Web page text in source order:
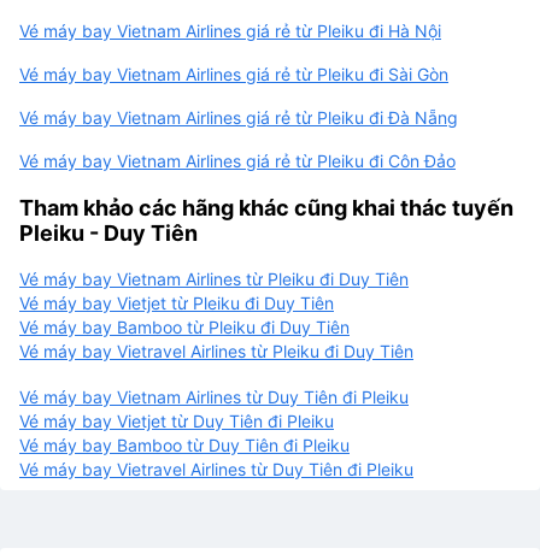
Vé máy bay Vietnam Airlines giá rẻ từ Pleiku đi Hà Nội
Vé máy bay Vietnam Airlines giá rẻ từ Pleiku đi Sài Gòn
Vé máy bay Vietnam Airlines giá rẻ từ Pleiku đi Đà Nẵng
Vé máy bay Vietnam Airlines giá rẻ từ Pleiku đi Côn Đảo
Tham khảo các hãng khác cũng khai thác tuyến
Pleiku - Duy Tiên
Vé máy bay Vietnam Airlines từ Pleiku đi Duy Tiên
Vé máy bay Vietjet từ Pleiku đi Duy Tiên
Vé máy bay Bamboo từ Pleiku đi Duy Tiên
Vé máy bay Vietravel Airlines từ Pleiku đi Duy Tiên
Vé máy bay Vietnam Airlines từ Duy Tiên đi Pleiku
Vé máy bay Vietjet từ Duy Tiên đi Pleiku
Vé máy bay Bamboo từ Duy Tiên đi Pleiku
Vé máy bay Vietravel Airlines từ Duy Tiên đi Pleiku